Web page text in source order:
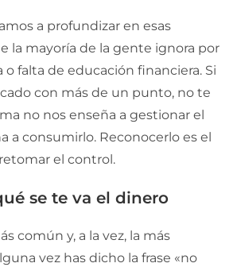
a profundizar en esas
la mayoría de la gente ignora por
falta de educación financiera. Si
con más de un punto, no te
no nos enseña a gestionar el
a consumirlo. Reconocerlo es el
el control.
se te va el dinero
común y, a la vez, la más
vez has dicho la frase «no